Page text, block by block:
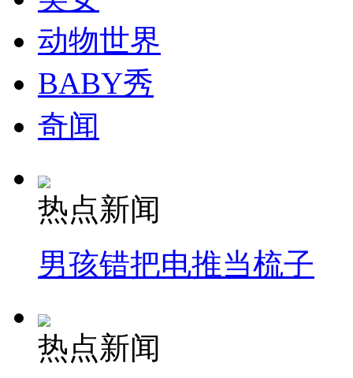
动物世界
BABY秀
奇闻
热点新闻
男孩错把电推当梳子
热点新闻